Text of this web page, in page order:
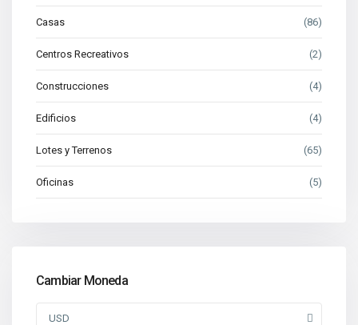
Casas (86)
Centros Recreativos (2)
Construcciones (4)
Edificios (4)
Lotes y Terrenos (65)
Oficinas (5)
Cambiar Moneda
USD